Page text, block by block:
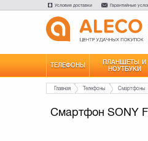
Условия доставки Гарантийные
ТЕЛЕФОНЫ
ПЛАНШЕТЫ И
НОУТБУКИ
Главная Телефоны Смартфоны
Смартфон SONY